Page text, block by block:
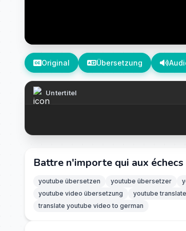
Original Übersetzung
Untertitel
Battre n'importe qui aux
youtube übersetzen youtube übersetzer
youtube video übersetzung
youtube
translate youtube video to german